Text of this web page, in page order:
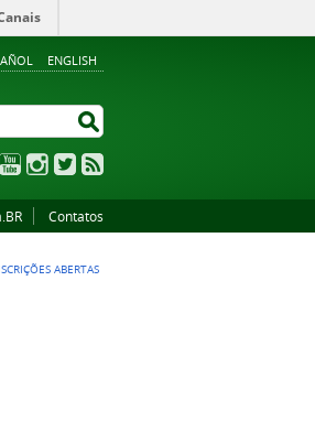
ENGLISH
FacebookYouTubeInstagram
Twitter
Contatos
ABERTAS